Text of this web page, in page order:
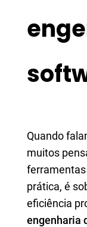
Quando
muitos
prática, é
eficiência
engenharia